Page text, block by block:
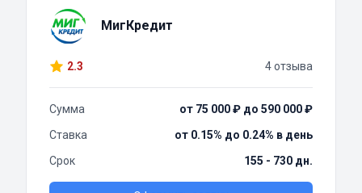
МигКредит
2.3 4 отзыва
Сумма
от 75 000 ₽ до 590 000 ₽
Ставка
от 0.15% до 0.24% в день
Срок
155 - 730 дн.